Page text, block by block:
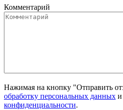
Комментарий
Нажимая на кнопку "Отправить
обработку персональных данных
конфиденциальности.